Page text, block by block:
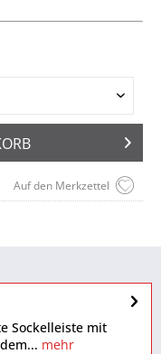
Auf den Merkzettel
Sockelleiste mit
mehr